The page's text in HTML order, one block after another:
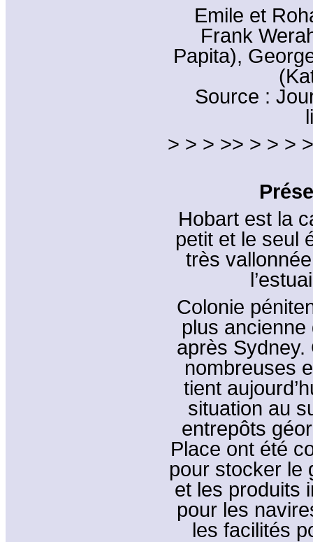
Emile et
Frank
Papita),
Source :
> > > >> > > >
Hobart est la
petit et le seul
très
Colonie
plus ancienne
après
nombreuses
tient
situation au
entrepôts
Place ont été
pour stocker le
et les produits
pour les
les facilités